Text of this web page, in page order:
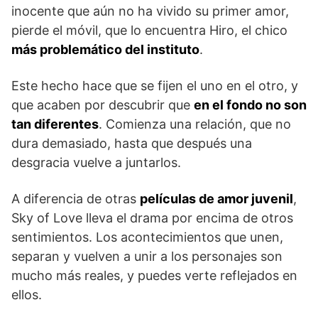
inocente que aún no ha vivido su primer amor,
pierde el móvil, que lo encuentra Hiro, el chico
más problemático del instituto.
Este hecho hace que se fijen el uno en el otro, y
que acaben por descubrir que en el fondo no son
tan diferentes. Comienza una relación, que no
dura demasiado, hasta que después una
desgracia vuelve a juntarlos.
A diferencia de otras películas de amor juvenil,
Sky of Love lleva el drama por encima de otros
sentimientos. Los acontecimientos que unen,
separan y vuelven a unir a los personajes son
mucho más reales, y puedes verte reflejados en
ellos.